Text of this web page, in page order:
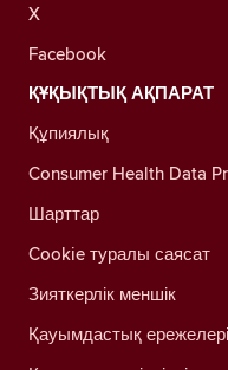
X
Facebook
ҚҰҚЫҚТЫҚ АҚПАРАТ
Құпиялық
Consumer Health Data
Шарттар
Cookie туралы саясат
Зияткерлік меншік
Қауымдастық ережелері